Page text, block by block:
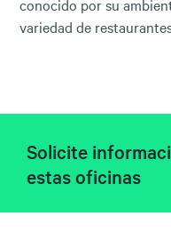
conocido por su
variedad de
Solicite
estas oficinas